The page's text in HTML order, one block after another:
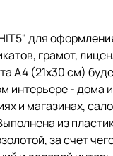
и
и
в
для
грамот,
А4 (21х30 см)
интерьере - дома
и магазинах,
из
за счет